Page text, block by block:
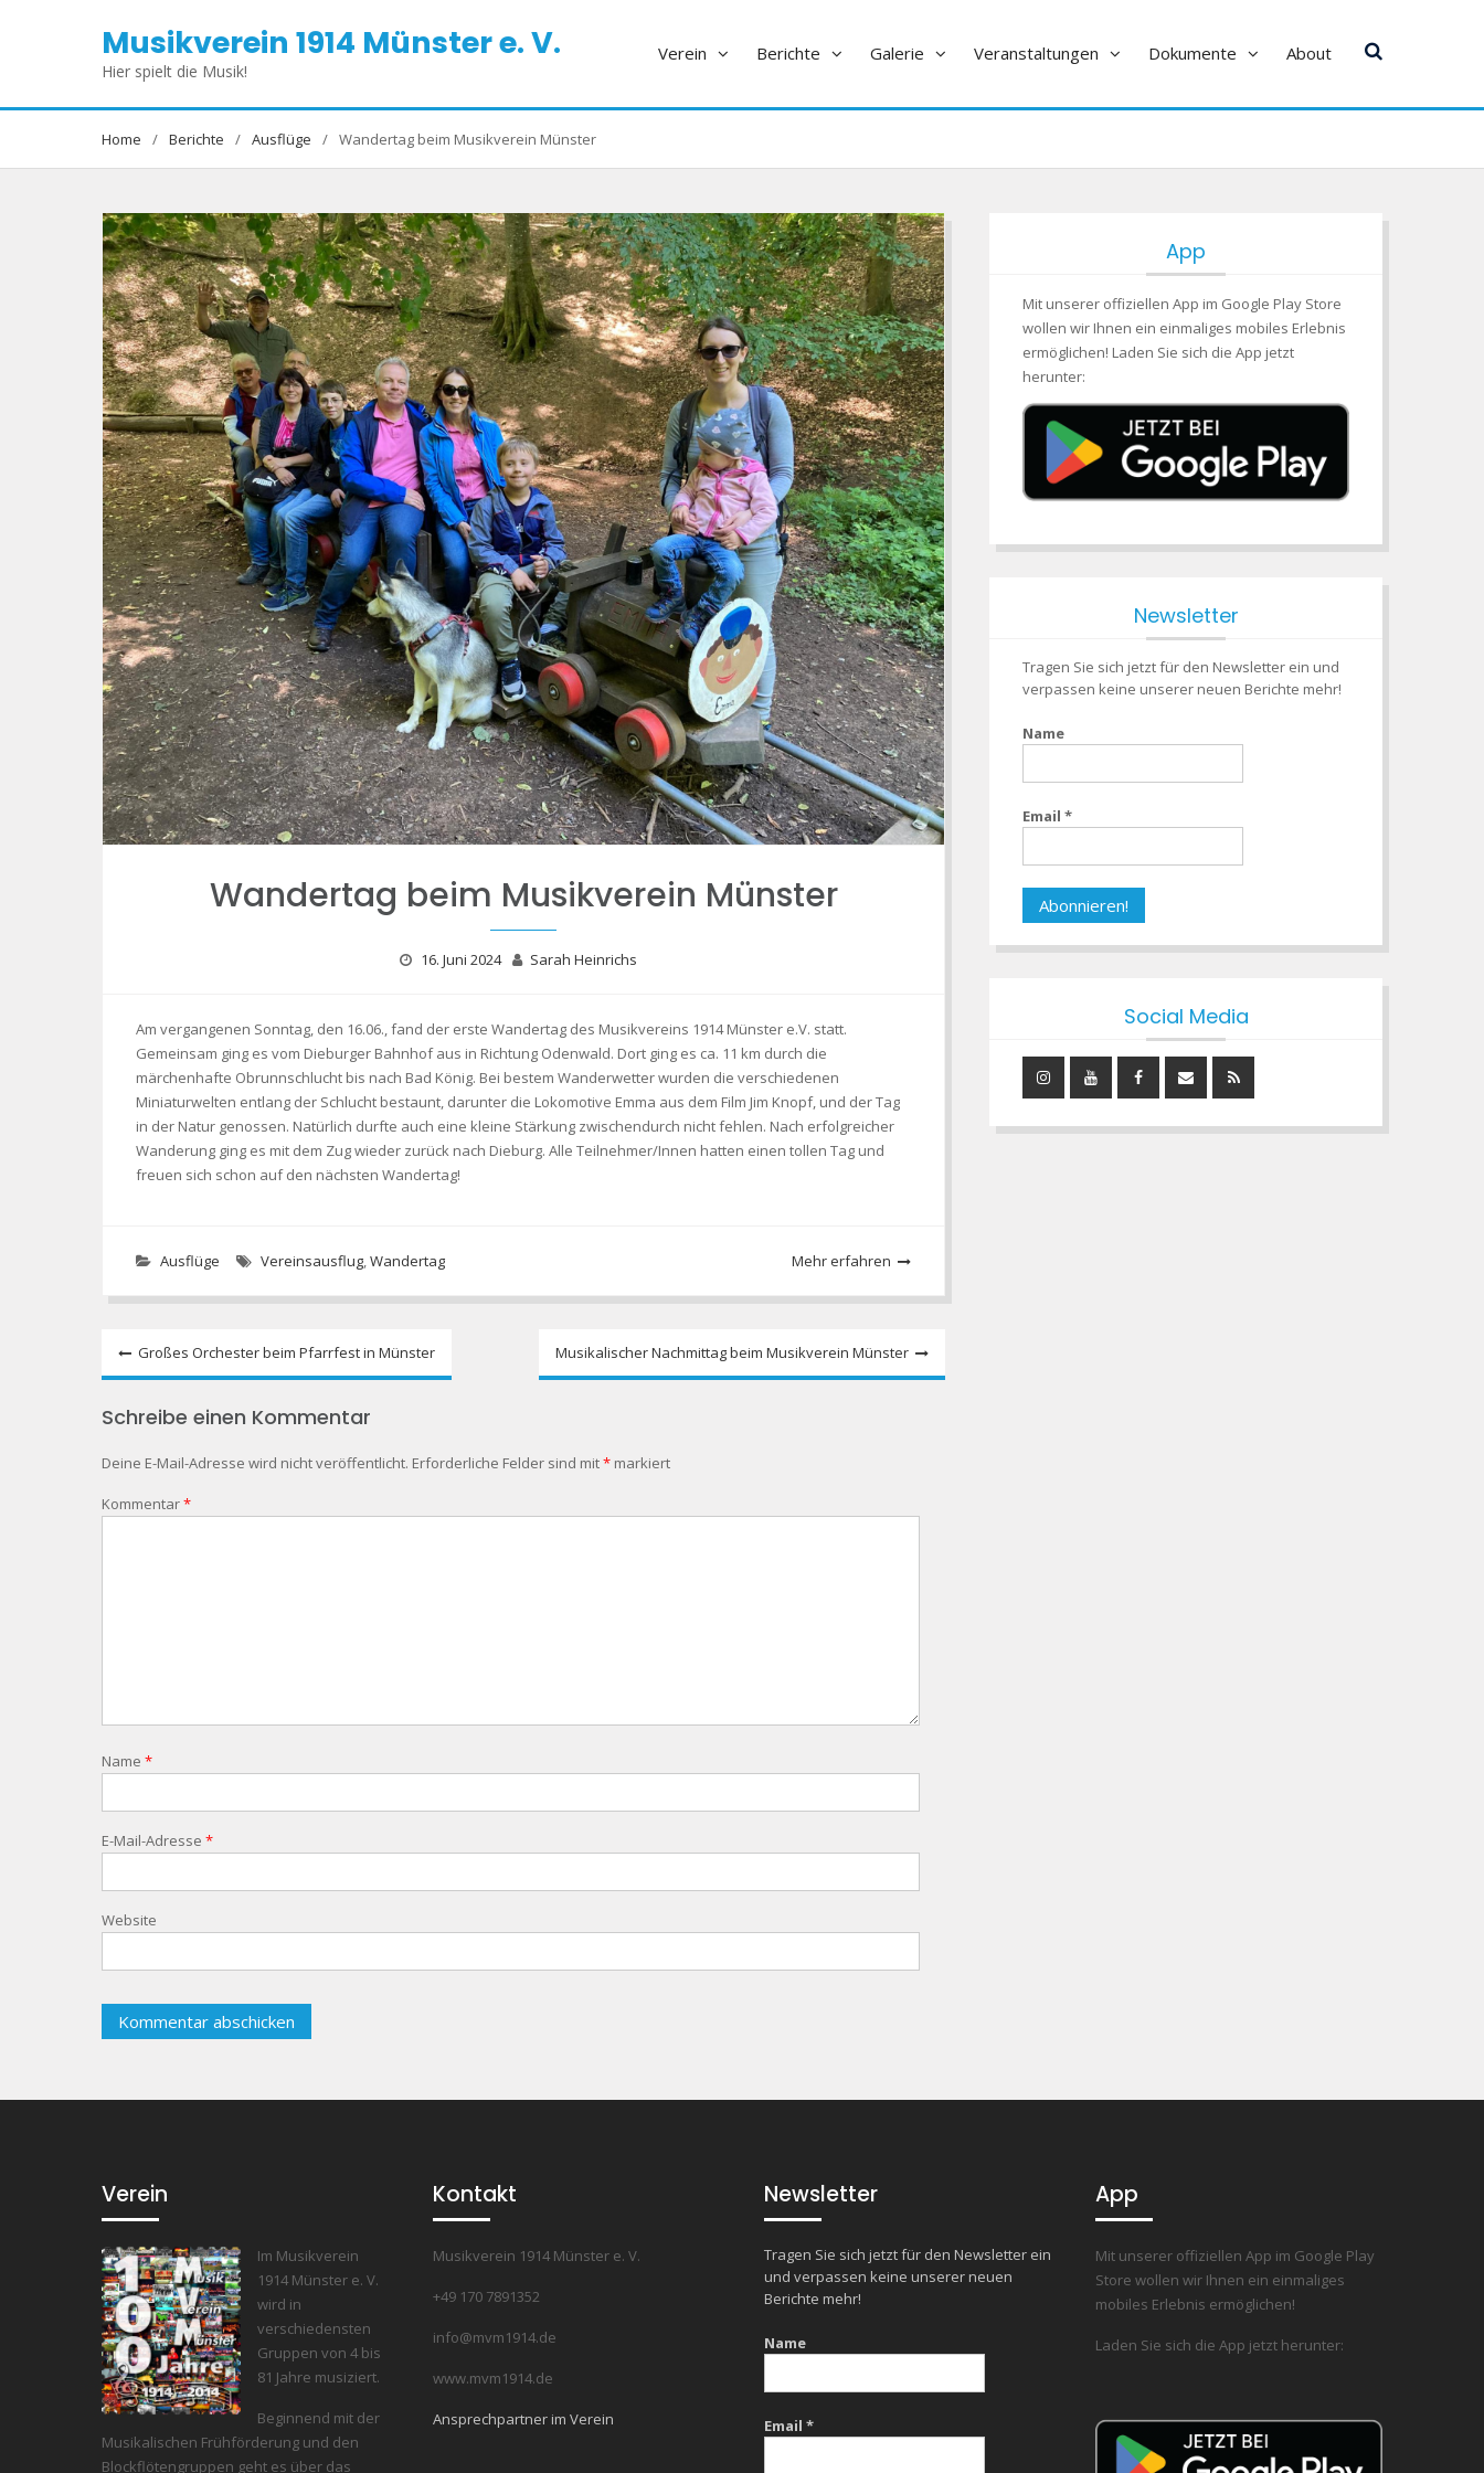
Musikverein 1914 Münster e. V.
Hier spielt die Musik!
Verein Berichte Galerie Veranstaltungen Dokumente About
Home Berichte Ausflüge Wandertag beim Musikverein Münster
Wandertag beim Musikverein Münster
16. Juni 2024 Sarah Heinrichs
Am vergangenen Sonntag, den 16.06., fand der erste Wandertag des Musikvereins 1914 Münster e.V. statt.
Gemeinsam ging es vom Dieburger Bahnhof aus in Richtung Odenwald. Dort ging es ca. 11 km durch die
märchenhafte Obrunnschlucht bis nach Bad König. Bei bestem Wanderwetter wurden die verschiedenen
Miniaturwelten entlang der Schlucht bestaunt, darunter die Lokomotive Emma aus dem Film Jim Knopf, und der Tag
in der Natur genossen. Natürlich durfte auch eine kleine Stärkung zwischendurch nicht fehlen. Nach erfolgreicher
Wanderung ging es mit dem Zug wieder zurück nach Dieburg. Alle Teilnehmer/Innen hatten einen tollen Tag und
freuen sich schon auf den nächsten Wandertag!
Ausflüge Vereinsausflug Wandertag Mehr erfahren
Beitragsnavigation
Großes Orchester beim Pfarrfest in Münster Musikalischer Nachmittag beim Musikverein Münster
Schreibe einen Kommentar
Deine E-Mail-Adresse wird nicht veröffentlicht. Erforderliche Felder sind mit* markiert
Kommentar*
Name *
E-Mail-Adresse *
Website
App
Mit unserer offiziellen App im Google Play Store
wollen wir Ihnen ein einmaliges mobiles Erlebnis
ermöglichen! Laden Sie sich die App jetzt
herunter:
Newsletter
Tragen Sie sich jetzt für den Newsletter ein und
verpassen keine unserer neuen Berichte mehr!
Name
Email *
Social Media
Verein
Im Musikverein
1914 Münster e. V.
wird in
verschiedensten
Gruppen von 4 bis
81 Jahre musiziert.
Beginnend mit der
Musikalischen Frühförderung und den
Blockflötengruppen geht es über das
Kontakt
Musikverein 1914 Münster e. V.
+49 170 7891352
info@mvm1914.de
www.mvm1914.de
Ansprechpartner im Verein
Newsletter
Tragen Sie sich jetzt für den Newsletter ein
und verpassen keine unserer neuen
Berichte mehr!
Name
Email *
App
Mit unserer offiziellen App im Google Play
Store wollen wir Ihnen ein einmaliges
mobiles Erlebnis ermöglichen!
Laden Sie sich die App jetzt herunter: